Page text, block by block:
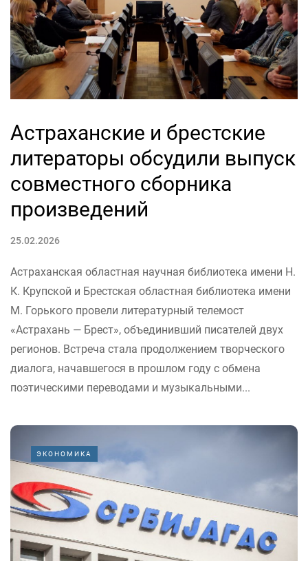
Астраханские и брестские
литераторы обсудили выпуск
совместного сборника
произведений
25.02.2026
Астраханская областная научная библиотека имени Н.
К. Крупской и Брестская областная библиотека имени
М. Горького провели литературный телемост
«Астрахань — Брест», объединивший писателей двух
регионов. Встреча стала продолжением творческого
диалога, начавшегося в прошлом году с обмена
поэтическими переводами и музыкальными...
ЭКОНОМИКА